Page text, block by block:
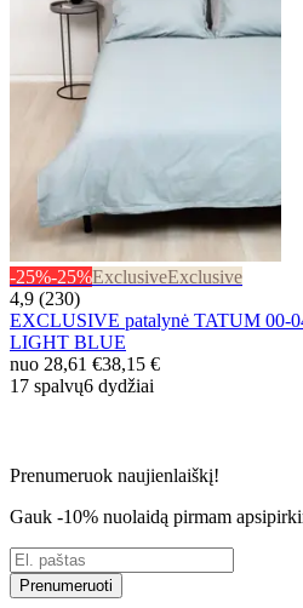
-25%-25%ExclusiveExclusive
4,9 (230)
EXCLUSIVE patalynė TATUM 00-
LIGHT BLUE
nuo 28,61 €38,15 €
17 spalvų6 dydžiai
Prenumeruok naujienlaiškį!
Gauk -10% nuolaidą pirmam
Prenumeruoti